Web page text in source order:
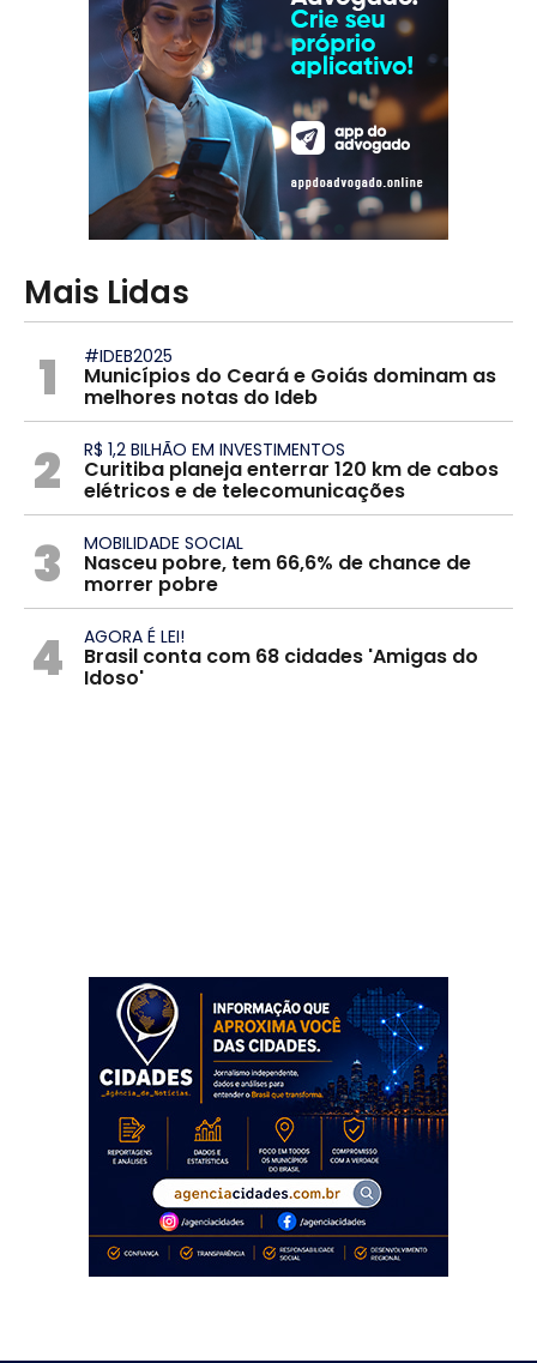
Mais Lidas
1 #IDEB2025
Municípios do Ceará e Goiás dominam as
melhores notas do Ideb
2 R$ 1,2 BILHÃO EM INVESTIMENTOS
Curitiba planeja enterrar 120 km de cabos
elétricos e de telecomunicações
3 MOBILIDADE SOCIAL
Nasceu pobre, tem 66,6% de chance de
morrer pobre
4 AGORA É LEI!
Brasil conta com 68 cidades 'Amigas do
Idoso'